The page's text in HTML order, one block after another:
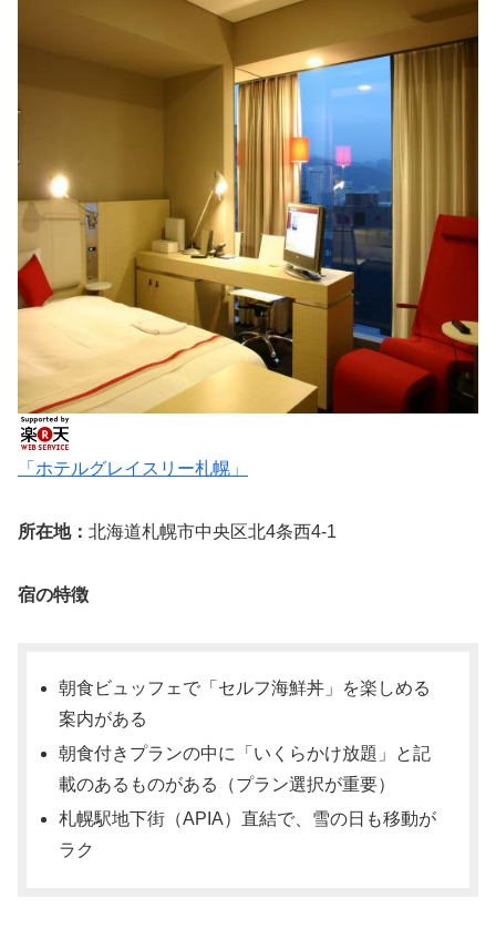
「ホテルグレイスリー札幌」
所在地： 北海道札幌市中央区北4条西4-1
宿の特徴
朝食ビュッフェで「セルフ海鮮丼」を楽しめる
案内がある
朝食付きプランの中に「いくらかけ放題」と記
載のあるものがある（プラン選択が重要）
札幌駅地下街（APIA）直結で、雪の日も移動が
ラク